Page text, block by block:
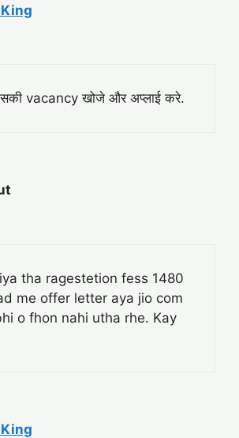
vacancy खोजे और अप्लाई करे.
tha ragestetion fess 1480
me offer letter aya jio com
o fhon nahi utha rhe. Kay